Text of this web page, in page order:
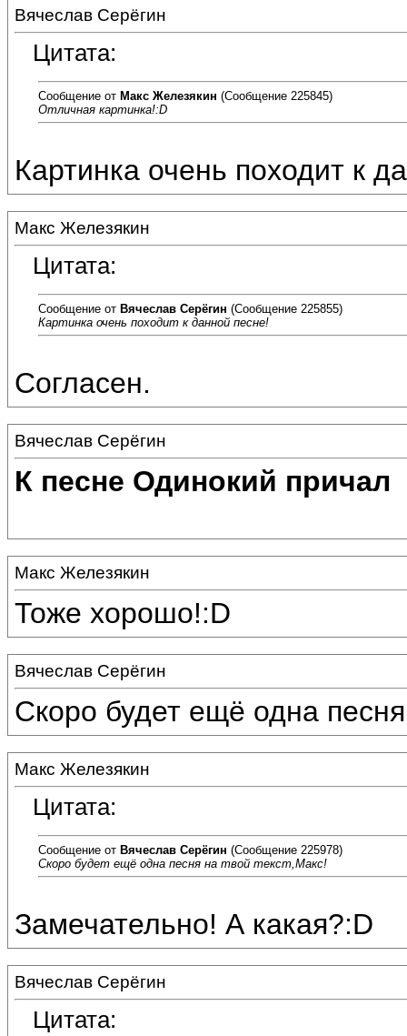
Вячеслав Серёгин
Цитата:
Сообщение от Макс Железякин (Сообщение 225845)
Отличная картинка!:D
Картинка очень походит к
Макс Железякин
Цитата:
Сообщение от Вячеслав Серёгин (Сообщение 225855)
Картинка очень походит к данной песне!
Согласен.
Вячеслав Серёгин
К песне Одинокий причал
Макс Железякин
Тоже хорошо!:D
Вячеслав Серёгин
Скоро будет ещё одна
Макс Железякин
Цитата:
Сообщение от Вячеслав Серёгин (Сообщение 225978)
Скоро будет ещё одна песня на твой текст,Макс!
Замечательно! А какая?:D
Вячеслав Серёгин
Цитата: